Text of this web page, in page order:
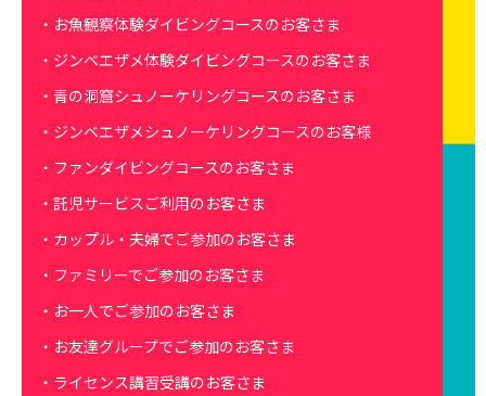
お魚観察体験ダイビングコースのお客さま
ジンベエザメ体験ダイビングコースのお客さま
青の洞窟シュノーケリングコースのお客さま
ジンベエザメシュノーケリングコースのお客様
ファンダイビングコースのお客さま
託児サービスご利用のお客さま
カップル・夫婦でご参加のお客さま
ファミリーでご参加のお客さま
お一人でご参加のお客さま
お友達グループでご参加のお客さま
ライセンス講習受講のお客さま